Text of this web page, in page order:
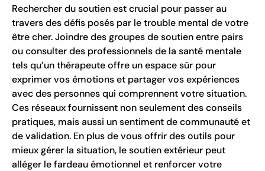
Rechercher du soutien est crucial pour passer au
travers des défis posés par le trouble mental de votre
être cher. Joindre des groupes de soutien entre pairs
ou consulter des professionnels de la santé mentale
tels qu’un thérapeute offre un espace sûr pour
exprimer vos émotions et partager vos expériences
avec des personnes qui comprennent votre situation.
Ces réseaux fournissent non seulement des conseils
pratiques, mais aussi un sentiment de communauté et
de validation. En plus de vous offrir des outils pour
mieux gérer la situation, le soutien extérieur peut
alléger le fardeau émotionnel et renforcer votre